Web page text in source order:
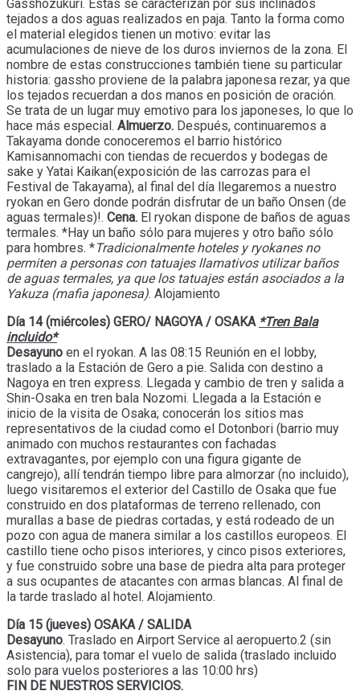
Gasshozukuri. Estas se caracterizan por sus inclinados
tejados a dos aguas realizados en paja. Tanto la forma como
el material elegidos tienen un motivo: evitar las
acumulaciones de nieve de los duros inviernos de la zona. El
nombre de estas construcciones también tiene su particular
historia: gassho proviene de la palabra japonesa rezar, ya que
los tejados recuerdan a dos manos en posición de oración.
Se trata de un lugar muy emotivo para los japoneses, lo que lo
hace más especial. Almuerzo. Después, continuaremos a
Takayama donde conoceremos el barrio histórico
Kamisannomachi con tiendas de recuerdos y bodegas de
sake y Yatai Kaikan(exposición de las carrozas para el
Festival de Takayama), al final del día llegaremos a nuestro
ryokan en Gero donde podrán disfrutar de un baño Onsen (de
aguas termales)!. Cena. El ryokan dispone de baños de aguas
termales. *Hay un baño sólo para mujeres y otro baño sólo
para hombres. *Tradicionalmente hoteles y ryokanes no
permiten a personas con tatuajes llamativos utilizar baños
de aguas termales, ya que los tatuajes están asociados a la
Yakuza (mafia japonesa). Alojamiento
Día 14 (miércoles) GERO/ NAGOYA / OSAKA *Tren Bala
incluido*
Desayuno en el ryokan. A las 08:15 Reunión en el lobby,
traslado a la Estación de Gero a pie. Salida con destino a
Nagoya en tren express. Llegada y cambio de tren y salida a
Shin-Osaka en tren bala Nozomi. Llegada a la Estación e
inicio de la visita de Osaka; conocerán los sitios mas
representativos de la ciudad como el Dotonbori (barrio muy
animado con muchos restaurantes con fachadas
extravagantes, por ejemplo con una figura gigante de
cangrejo), allí tendrán tiempo libre para almorzar (no incluido),
luego visitaremos el exterior del Castillo de Osaka que fue
construido en dos plataformas de terreno rellenado, con
murallas a base de piedras cortadas, y está rodeado de un
pozo con agua de manera similar a los castillos europeos. El
castillo tiene ocho pisos interiores, y cinco pisos exteriores,
y fue construido sobre una base de piedra alta para proteger
a sus ocupantes de atacantes con armas blancas. Al final de
la tarde traslado al hotel. Alojamiento.
Día 15 (jueves) OSAKA / SALIDA
Desayuno. Traslado en Airport Service al aeropuerto.2 (sin
Asistencia), para tomar el vuelo de salida (traslado incluido
solo para vuelos posteriores a las 10:00 hrs)
FIN DE NUESTROS SERVICIOS.